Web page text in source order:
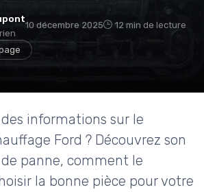
10 décembre 2025 12 min de lecture
informations sur le
Ford ? Découvrez son
panne, comment le
la bonne pièce pour votre